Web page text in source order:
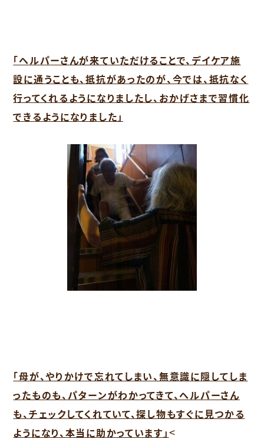
「ヘルパーさんが来ていただけることで、デイケア施
設に通うことも、抵抗があったのが、今では、抵抗なく
行ってくれるようになりましたし、おかげさまで習慣化
できるようになりました」
「母が、やりかけで忘れてしまい、無意識に隠してしま
ったものも、パターンがわかってきて、ヘルパーさん
も、チェックしてくれていて、探し物もすぐに見つかる
ようになり、本当に助かっています」<